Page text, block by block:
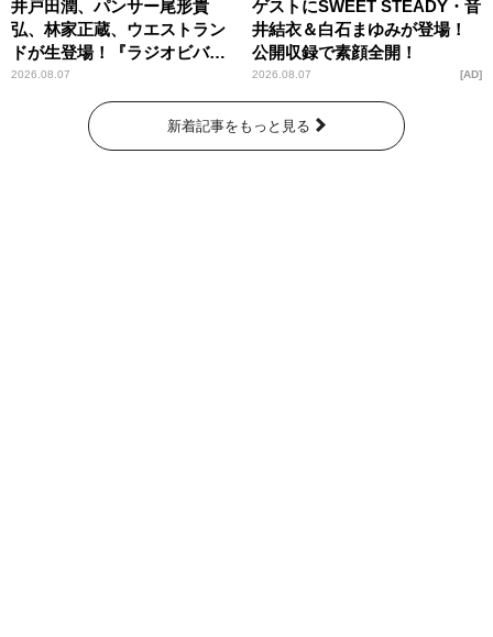
井戸田潤、パンサー尾形貴
弘、林家正蔵、ウエストラン
ドが生登場！『ラジオビバリ
ー昼ズ』
2026.08.07
ゲストにSWEET STEADY・音
井結衣＆白石まゆみが登場！
公開収録で素顔全開！
2026.08.07 AD
新着記事をもっと見る